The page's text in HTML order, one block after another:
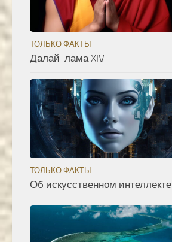
ТОЛЬКО ФАКТЫ
Далай-лама XIV
ТОЛЬКО ФАКТЫ
Об искусственном интеллекте